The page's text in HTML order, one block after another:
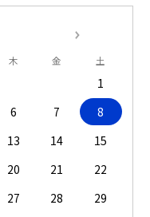
木 金 土
1
6 7
8
13 14
15
20 21
22
27 28
29